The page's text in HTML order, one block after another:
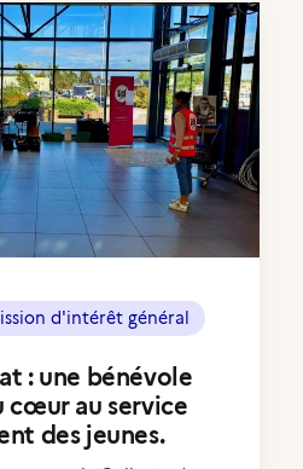
un volontaire
d'intérêt général
: une bénévole
cœur au service
des jeunes.